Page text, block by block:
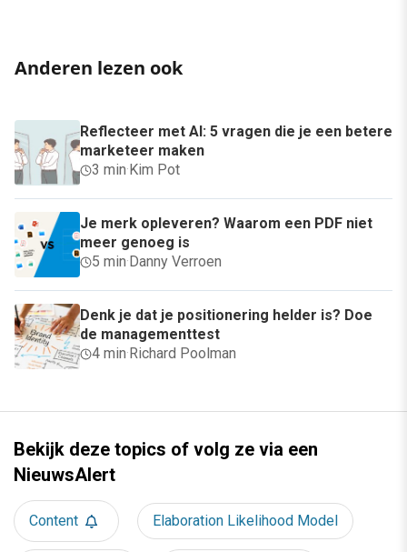
Anderen lezen ook
Reflecteer met AI: 5 vragen die je een betere
marketeer maken
3 min·Kim Pot
Je merk opleveren? Waarom een PDF niet
meer genoeg is
5 min·Danny Verroen
Denk je dat je positionering helder is? Doe
de managementtest
4 min·Richard Poolman
Bekijk deze topics of volg ze via een
NieuwsAlert
Content Elaboration Likelihood Model